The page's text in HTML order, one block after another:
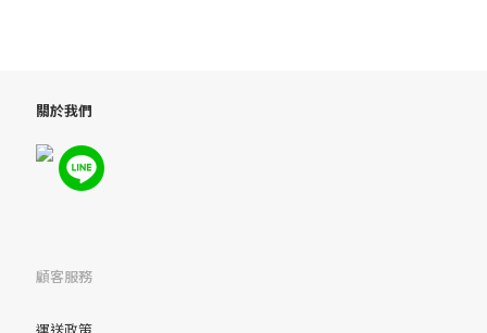
關於我們
顧客服務